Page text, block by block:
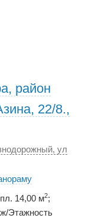
район
22/8.,
ул
14,00 м2;
Этажность